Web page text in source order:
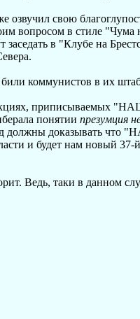
свою
вопросом в стиле "Чума
в "Клубе на
коммунистов в их
приписываемых
понятии презумция
суд должны доказывать
и будет нам новый
Ведь, таки в данном